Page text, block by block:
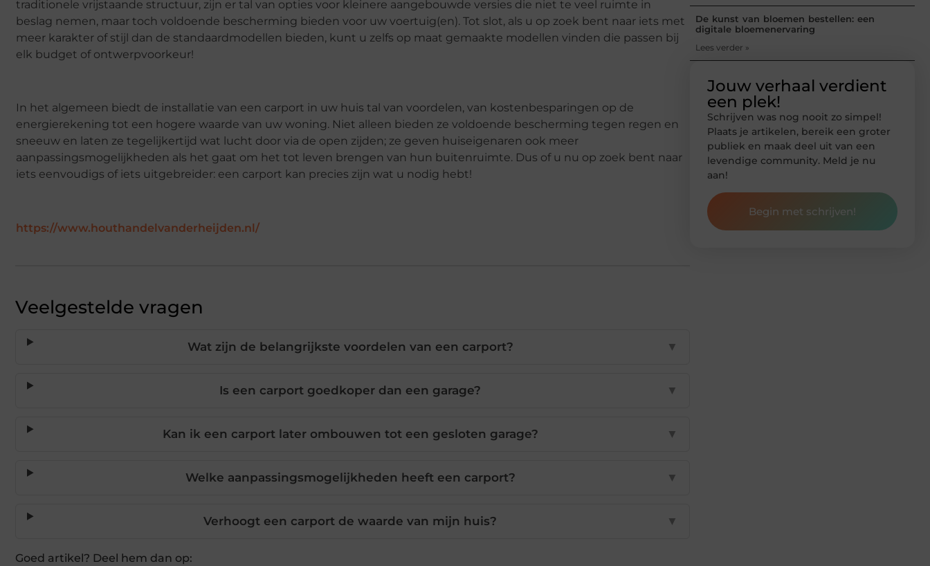
traditionele vrijstaande structuur, zijn er tal van opties voor kleinere aangebouwde versies die niet te veel ruimte in
beslag nemen, maar toch voldoende bescherming bieden voor uw voertuig(en). Tot slot, als u op zoek bent naar iets met
meer karakter of stijl dan de standaardmodellen bieden, kunt u zelfs op maat gemaakte modellen vinden die passen bij
elk budget of ontwerpvoorkeur!
In het algemeen biedt de installatie van een carport in uw huis tal van voordelen, van kostenbesparingen op de
energierekening tot een hogere waarde van uw woning. Niet alleen bieden ze voldoende bescherming tegen regen en
sneeuw en laten ze tegelijkertijd wat lucht door via de open zijden; ze geven huiseigenaren ook meer
aanpassingsmogelijkheden als het gaat om het tot leven brengen van hun buitenruimte. Dus of u nu op zoek bent naar
iets eenvoudigs of iets uitgebreider: een carport kan precies zijn wat u nodig hebt!
https://www.houthandelvanderheijden.nl/
Veelgestelde vragen
Wat zijn de belangrijkste voordelen van een carport? ▼
Is een carport goedkoper dan een garage? ▼
Kan ik een carport later ombouwen tot een gesloten garage? ▼
Welke aanpassingsmogelijkheden heeft een carport? ▼
Verhoogt een carport de waarde van mijn huis? ▼
Goed artikel? Deel hem dan op:
De kunst van bloemen bestellen: een
digitale bloemenervaring
Lees verder »
Jouw verhaal verdient
een plek!
Schrijven was nog nooit zo simpel!
Plaats je artikelen, bereik een groter
publiek en maak deel uit van een
levendige community. Meld je nu
aan!
Begin met schrijven!